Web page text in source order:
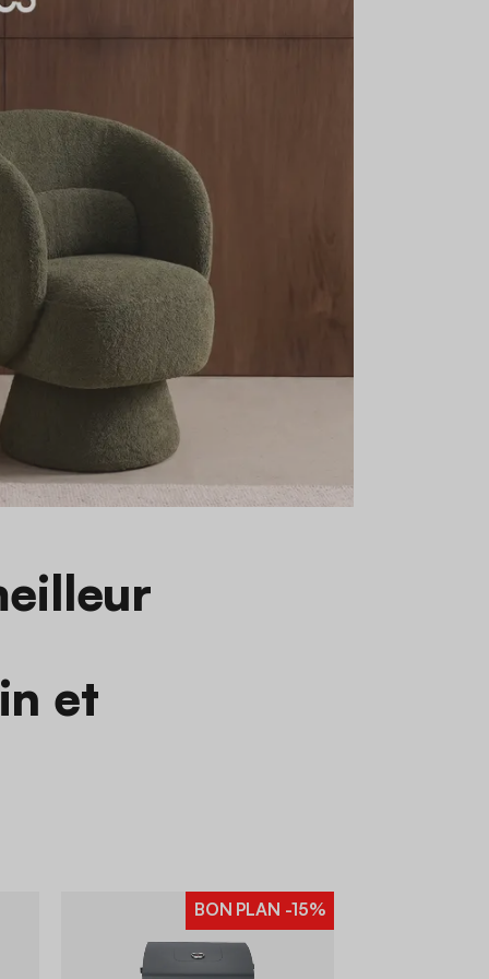
et
BON PLAN -15%